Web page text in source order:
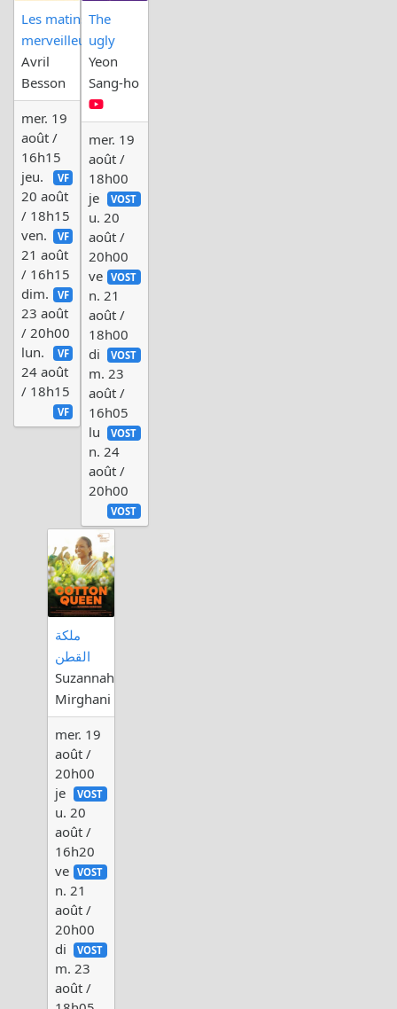
Les matins
merveilleux
Avril
Besson
mer. 19
août /
16h15
VF
jeu.
20 août
/ 18h15
VF
ven.
21 août
/ 16h15
VF
dim.
23 août
/ 20h00
VF
lun.
24 août
/ 18h15
VF
The
ugly
Yeon
Sang-ho
mer. 19
août /
18h00
VOST
je
u. 20
août /
20h00
VOST
ve
n. 21
août /
18h00
VOST
di
m. 23
août /
16h05
VOST
lu
n. 24
août /
20h00
VOST
ملكة
القطن
Suzannah
Mirghani
mer. 19
août /
20h00
VOST
je
u. 20
août /
16h20
VOST
ve
n. 21
août /
20h00
VOST
di
m. 23
août /